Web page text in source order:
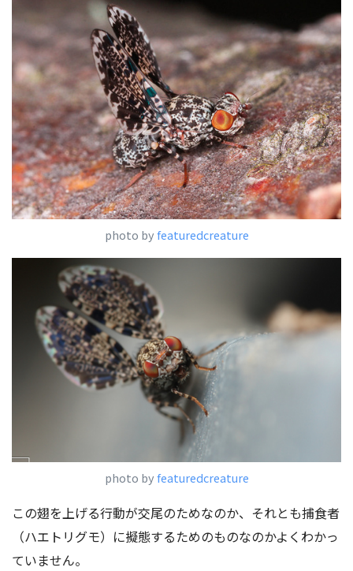
photo byfeaturedcreature
photo byfeaturedcreature
この翅を上げる行動が交尾のためなのか、それとも捕食者
（ハエトリグモ）に擬態するためのものなのかよくわかっ
ていません。